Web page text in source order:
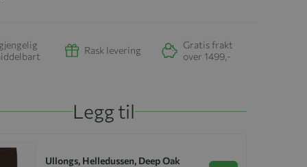
Rask levering
Gratis frakt
over 1499,-
Legg til
Ullongs, Helledussen, Deep Oak